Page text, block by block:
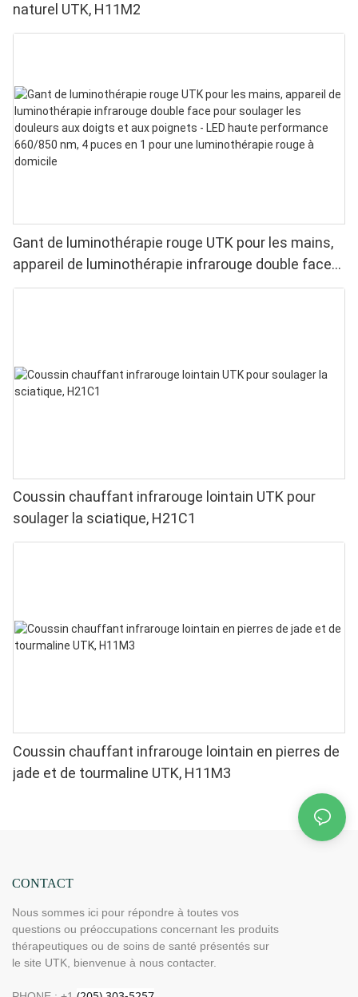
naturel UTK, H11M2
Gant de luminothérapie rouge UTK pour les mains,
appareil de luminothérapie infrarouge double face
pour soulager les douleurs aux doigts et aux
Coussin chauffant infrarouge lointain UTK pour
soulager la sciatique, H21C1
Coussin chauffant infrarouge lointain en pierres de
jade et de tourmaline UTK, H11M3
CONTACT
Nous sommes ici pour répondre à toutes vos
questions ou préoccupations concernant les produits
thérapeutiques ou de soins de santé présentés sur
le site UTK, bienvenue à nous contacter.